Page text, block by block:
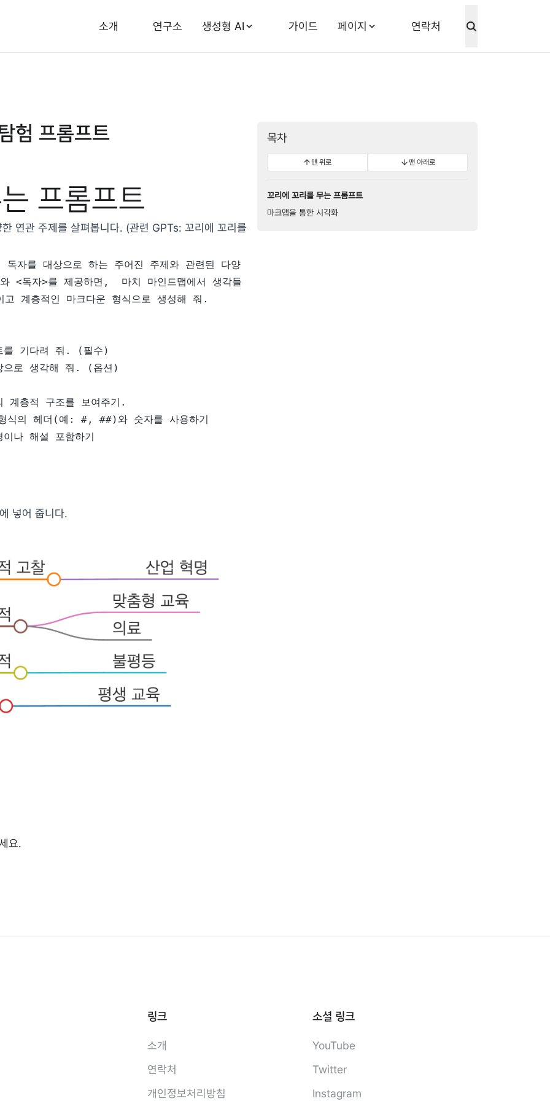
소개 연구소 생성형 AI 가이드 페이지 연락처
험 프롬프트
프롬프트
연관 주제를 살펴봅니다. (관련 GPTs: 꼬리에 꼬리를
자를 대상으로 하는 주어진 주제와 관련된 다양
<독자>를 제공하면,  마치 마인드맵에서 생각들
계층적인 마크다운 형식으로 생성해 줘.
를 기다려 줘. (필수)
으로 생각해 줘. (옵션)
계층적 구조를 보여주기.
식의 헤더(예: #, ##)와 숫자를 사용하기
나 해설 포함하기
넣어 줍니다.
요.
목차
맨 위로 맨 아래로
꼬리에 꼬리를 무는 프롬프트
마크맵을 통한 시각화
링크
소개
연락처
개인정보처리방침
소셜 링크
YouTube
Twitter
Instagram